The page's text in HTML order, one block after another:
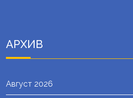
АРХИВ
Август 2026